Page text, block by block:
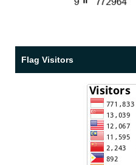
Flag Visitors